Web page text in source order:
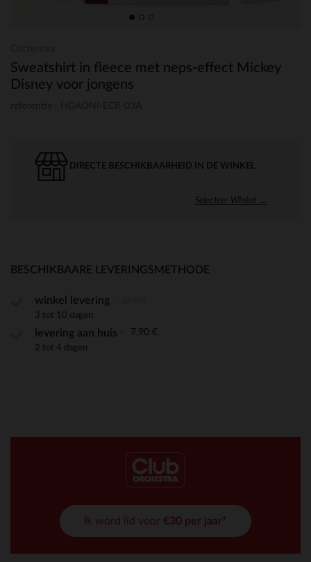
Sweatshirt in fleece met neps-effect Mickey
Disney voor jongens
DIRECTE BESCHIKBAARHEID IN DE WINKEL
Selecteer Winkel →
BESCHIKBAARE LEVERINGSMETHODE
winkel levering
3 tot 10 dagen
levering aan huis 7,90 €
2 tot 4 dagen
Ik word lid voor €30 per jaar*